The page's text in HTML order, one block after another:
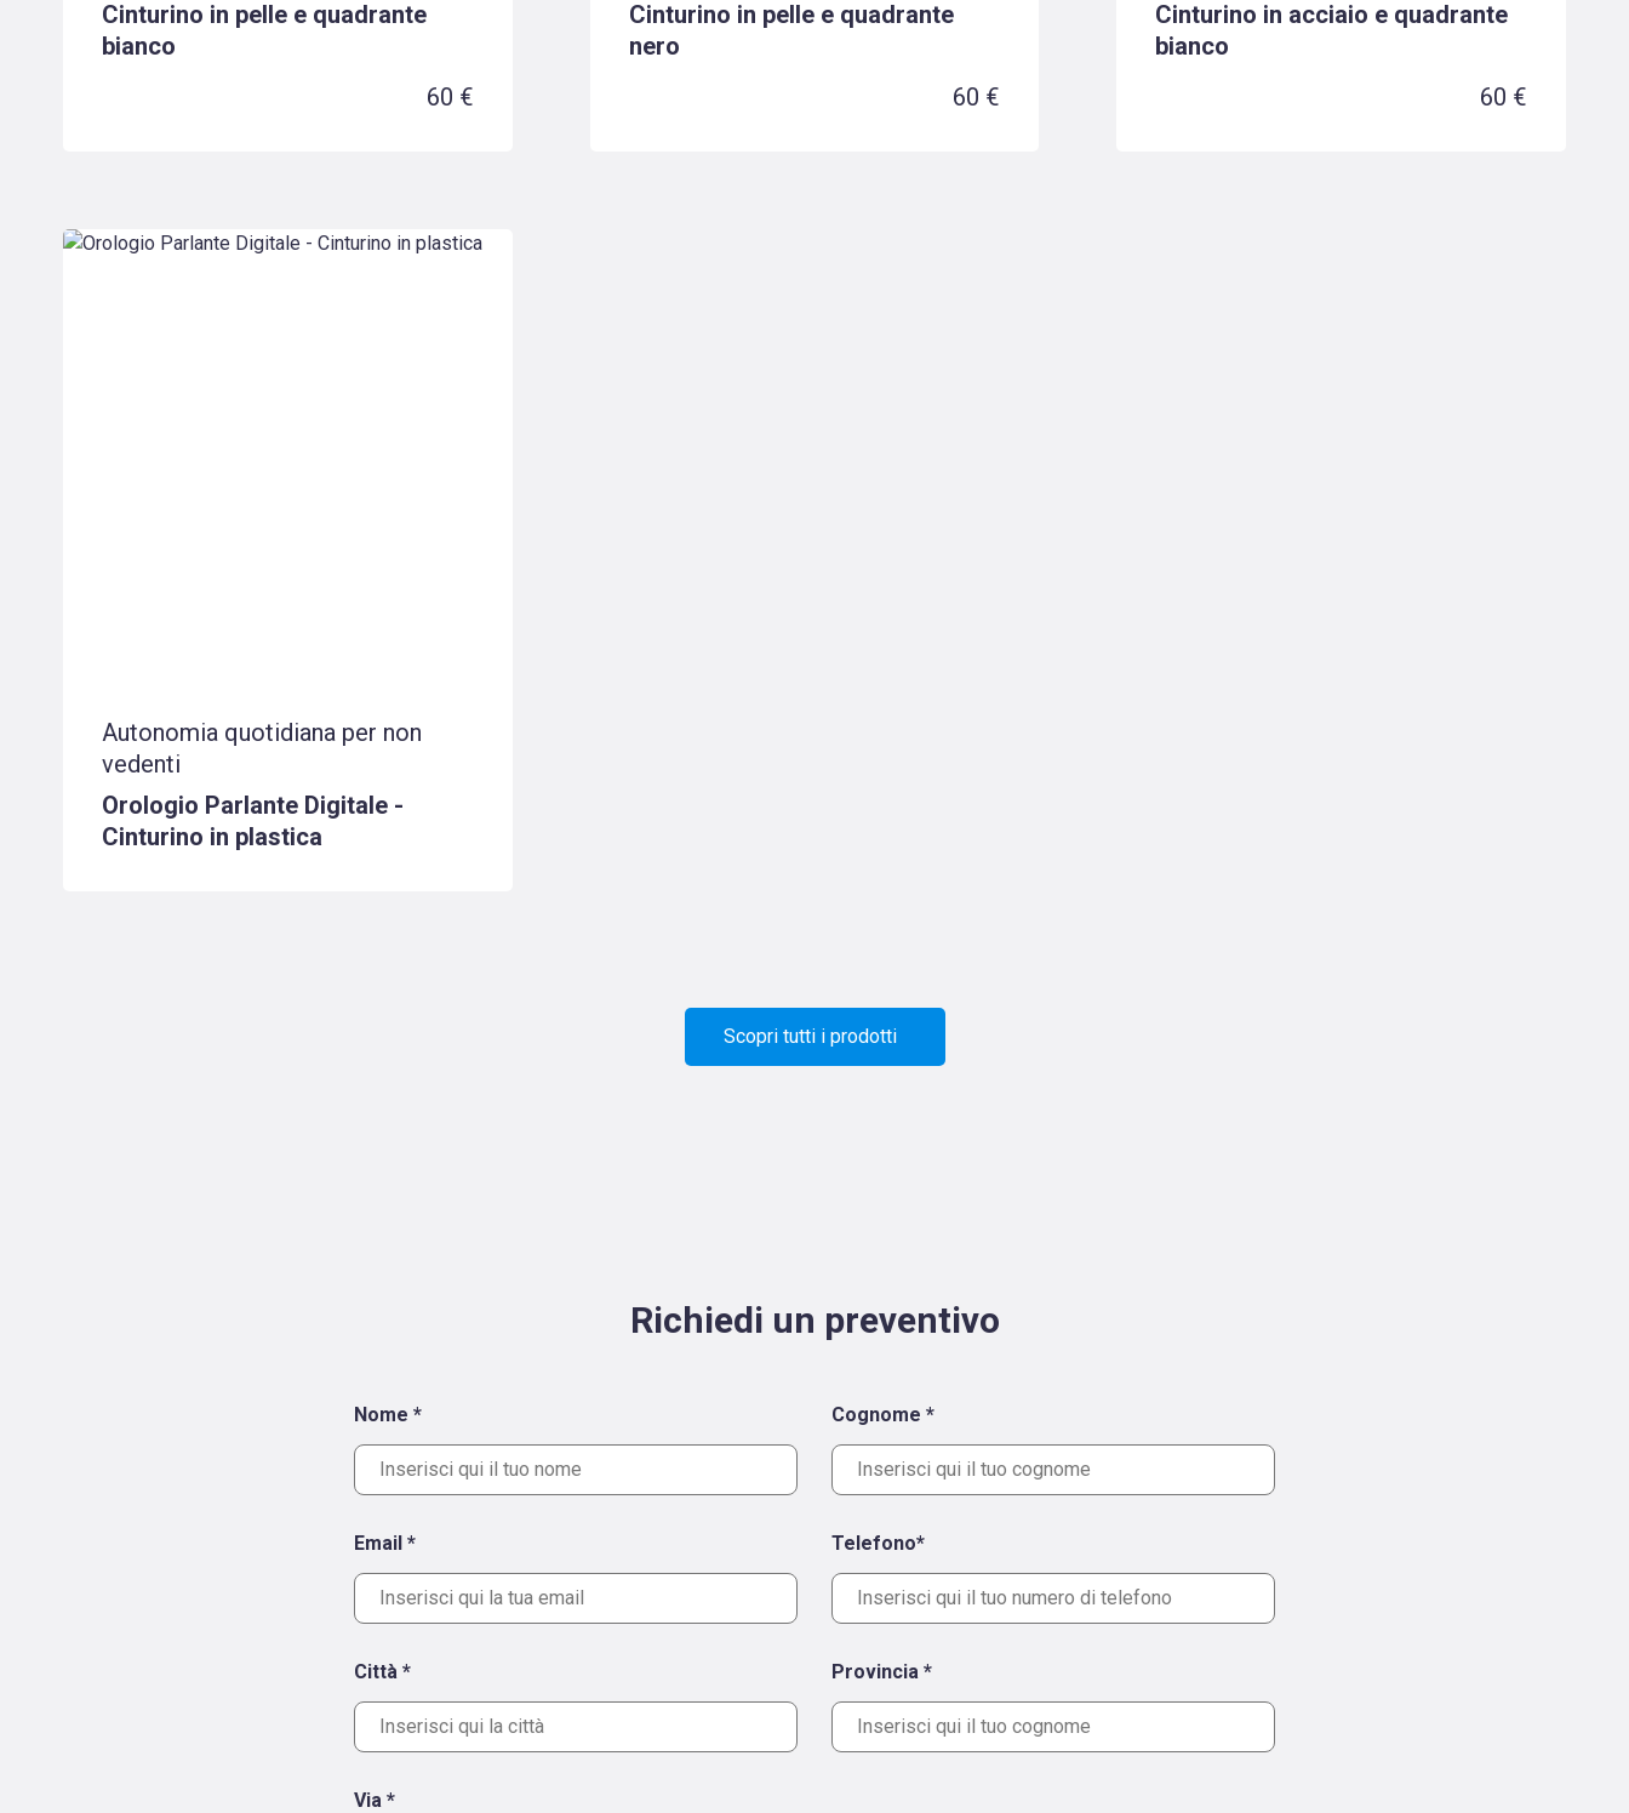
Cinturino in pelle e quadrante
bianco
60 €
Cinturino in pelle e quadrante
nero
60 €
Cinturino in acciaio e quadrante
bianco
60 €
Autonomia quotidiana per non
vedenti
Orologio Parlante Digitale -
Cinturino in plastica
Scopri tutti i prodotti
Richiedi un preventivo
Nome * Cognome *
Email * Telefono*
Città * Provincia *
Via *